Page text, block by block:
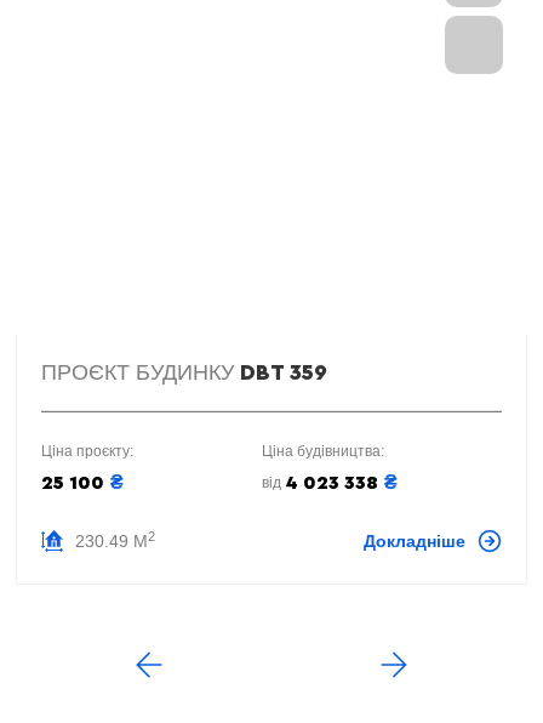
ПРОЄКТ БУДИНКУ DBT 359
Ціна проєкту:
25 100 ₴
Ціна будівництва:
від 4 023 338 ₴
230.49 М2 Докладніше